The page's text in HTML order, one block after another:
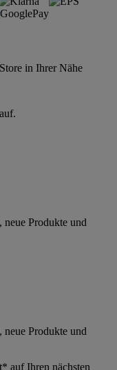
in Ihrer Nähe
neue Produkte und
neue Produkte und
auf Ihren nächsten